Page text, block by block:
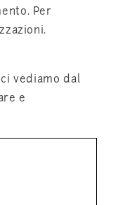
Per
vediamo dal
e